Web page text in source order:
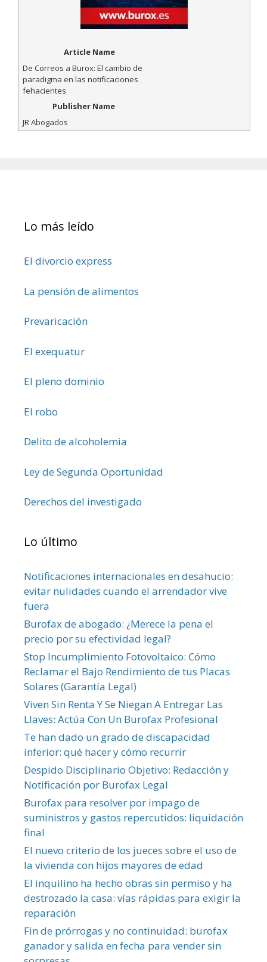
Article Name
De Correos a Burox: El cambio de
paradigma en las notificaciones
fehacientes
Publisher Name
JR Abogados
Lo más leído
El divorcio express
La pensión de alimentos
Prevaricación
El exequatur
El pleno dominio
El robo
Delito de alcoholemia
Ley de Segunda Oportunidad
Derechos del investigado
Lo último
Notificaciones internacionales en desahucio:
evitar nulidades cuando el arrendador vive
fuera
Burofax de abogado: ¿Merece la pena el
precio por su efectividad legal?
Stop Incumplimiento Fotovoltaico: Cómo
Reclamar el Bajo Rendimiento de tus Placas
Solares (Garantía Legal)
Viven Sin Renta Y Se Niegan A Entregar Las
Llaves: Actúa Con Un Burofax Profesional
Te han dado un grado de discapacidad
inferior: qué hacer y cómo recurrir
Despido Disciplinario Objetivo: Redacción y
Notificación por Burofax Legal
Burofax para resolver por impago de
suministros y gastos repercutidos: liquidación
final
El nuevo criterio de los jueces sobre el uso de
la vivienda con hijos mayores de edad
El inquilino ha hecho obras sin permiso y ha
destrozado la casa: vías rápidas para exigir la
reparación
Fin de prórrogas y no continuidad: burofax
ganador y salida en fecha para vender sin